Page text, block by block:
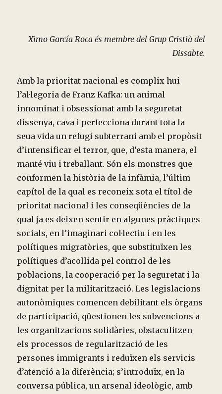
Ximo García Roca és membre del Grup Cristià del
Dissabte.
Amb la prioritat nacional es complix hui
l’al·legoria de Franz Kafka: un animal
innominat i obsessionat amb la seguretat
dissenya, cava i perfecciona durant tota la
seua vida un refugi subterrani amb el propòsit
d’intensificar el terror, que, d’esta manera, el
manté viu i treballant. Són els monstres que
conformen la història de la infàmia, l’últim
capítol de la qual es reconeix sota el títol de
prioritat nacional i les conseqüències de la
qual ja es deixen sentir en algunes pràctiques
socials, en l’imaginari col·lectiu i en les
polítiques migratòries, que substituïxen les
polítiques d’acollida pel control de les
poblacions, la cooperació per la seguretat i la
dignitat per la militarització. Les legislacions
autonòmiques comencen debilitant els òrgans
de participació, qüestionen les subvencions a
les organitzacions solidàries, obstaculitzen
els processos de regularització de les
persones immigrants i reduïxen els servicis
d’atenció a la diferència; s’introduïx, en la
conversa pública, un arsenal ideològic, amb